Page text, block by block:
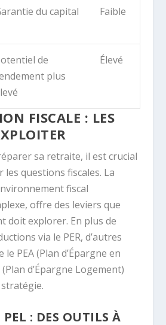
du capital Faible
de
plus
Élevé
FISCALE : LES
sa retraite, il est crucial
les questions fiscales. La
fiscal
offre des leviers que
doit explorer. En plus de
via le PER, d’autres
PEA (Plan d’Épargne en
d’Épargne Logement)
PEL : DES OUTILS À